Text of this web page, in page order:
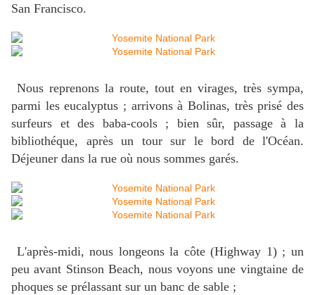
San Francisco.
Nous reprenons la route, tout en virages, très sympa,
parmi les eucalyptus ; arrivons à Bolinas, très prisé des
surfeurs et des baba-cools ; bien sûr, passage à la
bibliothéque, après un tour sur le bord de l'Océan.
Déjeuner dans la rue où nous sommes garés.
L'après-midi, nous longeons la côte (Highway 1) ; un
peu avant Stinson Beach, nous voyons une vingtaine de
phoques se prélassant sur un banc de sable ;